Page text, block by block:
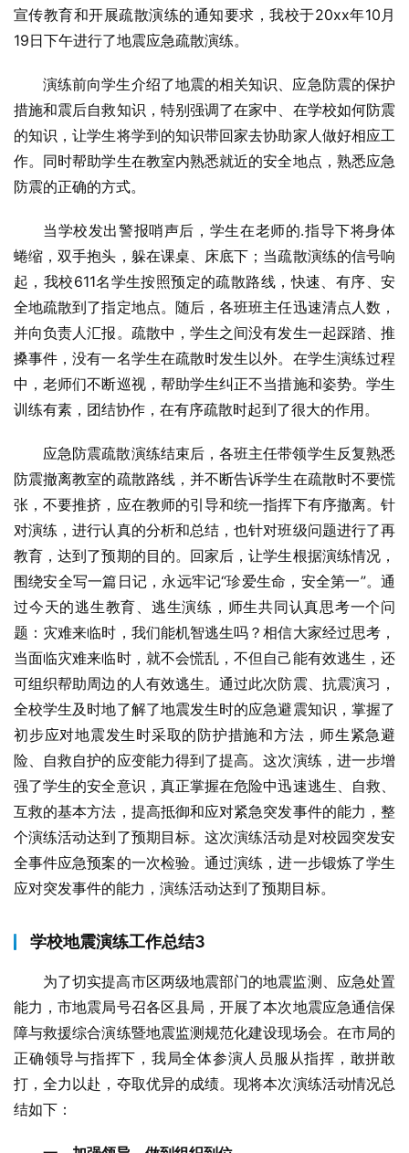
宣传教育和开展疏散演练的通知要求，我校于20xx年10月
19日下午进行了地震应急疏散演练。
演练前向学生介绍了地震的相关知识、应急防震的保护
措施和震后自救知识，特别强调了在家中、在学校如何防震
的知识，让学生将学到的知识带回家去协助家人做好相应工
作。同时帮助学生在教室内熟悉就近的安全地点，熟悉应急
防震的正确的方式。
当学校发出警报哨声后，学生在老师的.指导下将身体
蜷缩，双手抱头，躲在课桌、床底下；当疏散演练的信号响
起，我校611名学生按照预定的疏散路线，快速、有序、安
全地疏散到了指定地点。随后，各班班主任迅速清点人数，
并向负责人汇报。疏散中，学生之间没有发生一起踩踏、推
搡事件，没有一名学生在疏散时发生以外。在学生演练过程
中，老师们不断巡视，帮助学生纠正不当措施和姿势。学生
训练有素，团结协作，在有序疏散时起到了很大的作用。
应急防震疏散演练结束后，各班主任带领学生反复熟悉
防震撤离教室的疏散路线，并不断告诉学生在疏散时不要慌
张，不要推挤，应在教师的引导和统一指挥下有序撤离。针
对演练，进行认真的分析和总结，也针对班级问题进行了再
教育，达到了预期的目的。回家后，让学生根据演练情况，
围绕安全写一篇日记，永远牢记“珍爱生命，安全第一”。通
过今天的逃生教育、逃生演练，师生共同认真思考一个问
题：灾难来临时，我们能机智逃生吗？相信大家经过思考，
当面临灾难来临时，就不会慌乱，不但自己能有效逃生，还
可组织帮助周边的人有效逃生。通过此次防震、抗震演习，
全校学生及时地了解了地震发生时的应急避震知识，掌握了
初步应对地震发生时采取的防护措施和方法，师生紧急避
险、自救自护的应变能力得到了提高。这次演练，进一步增
强了学生的安全意识，真正掌握在危险中迅速逃生、自救、
互救的基本方法，提高抵御和应对紧急突发事件的能力，整
个演练活动达到了预期目标。这次演练活动是对校园突发安
全事件应急预案的一次检验。通过演练，进一步锻炼了学生
应对突发事件的能力，演练活动达到了预期目标。
学校地震演练工作总结3
为了切实提高市区两级地震部门的地震监测、应急处置
能力，市地震局号召各区县局，开展了本次地震应急通信保
障与救援综合演练暨地震监测规范化建设现场会。在市局的
正确领导与指挥下，我局全体参演人员服从指挥，敢拼敢
打，全力以赴，夺取优异的成绩。现将本次演练活动情况总
结如下：